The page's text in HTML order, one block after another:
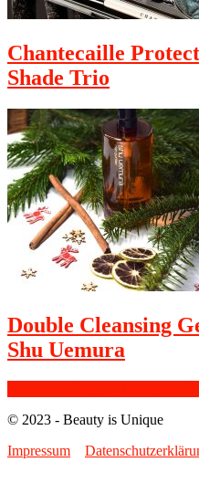
Chantecaille
Shade Trio
Double Cleansing
Shu Uemura
© 2023 - Beauty is Unique
Impressum